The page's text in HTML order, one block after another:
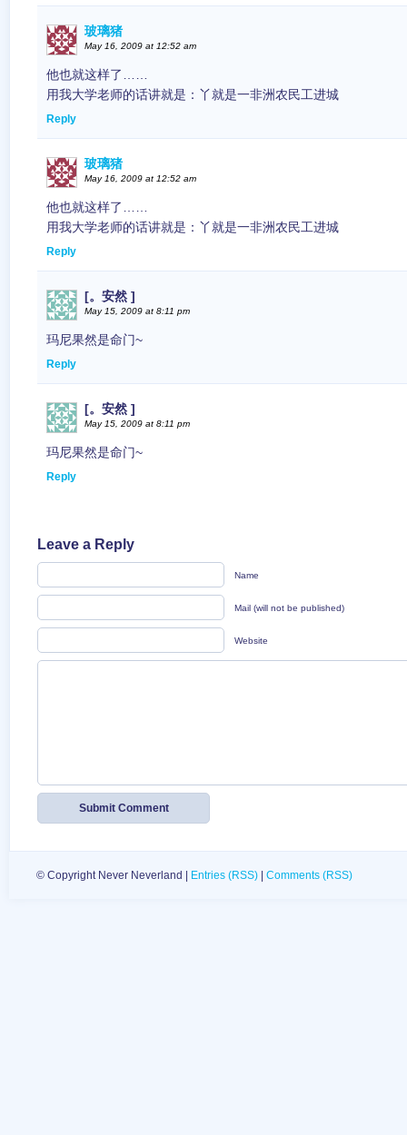
玻璃猪
May 16, 2009 at 12:52 am
他也就这样了……
用我大学老师的话讲就是：丫就是一非洲农民工进城
Reply
玻璃猪
May 16, 2009 at 12:52 am
他也就这样了……
用我大学老师的话讲就是：丫就是一非洲农民工进城
Reply
[。安然 ]
May 15, 2009 at 8:11 pm
玛尼果然是命门~
Reply
[。安然 ]
May 15, 2009 at 8:11 pm
玛尼果然是命门~
Reply
Leave a Reply
Name
Mail (will not be published)
Website
© Copyright Never Neverland | Entries (RSS) Comments (RSS)